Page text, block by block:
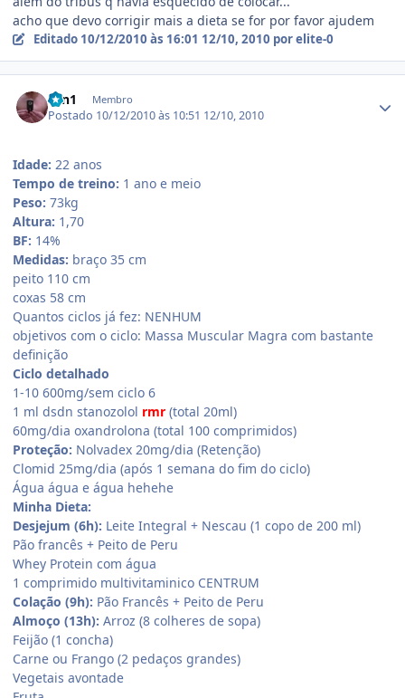
acho que devo corrigir mais a dieta se for por favor ajudem
Editado 10/12/2010 às 16:01 12/10, 2010 por elite-0
brn1 Membro
Postado 10/12/2010 às 10:51 12/10, 2010
Idade: 22 anos
Tempo de treino: 1 ano e meio
Peso: 73kg
Altura: 1,70
BF: 14%
Medidas: braço 35 cm
peito 110 cm
coxas 58 cm
Quantos ciclos já fez: NENHUM
objetivos com o ciclo: Massa Muscular Magra com bastante
definição
Ciclo detalhado
1-10 600mg/sem ciclo 6
1 ml dsdn stanozolol rmr (total 20ml)
60mg/dia oxandrolona (total 100 comprimidos)
Proteção: Nolvadex 20mg/dia (Retenção)
Clomid 25mg/dia (após 1 semana do fim do ciclo)
Água água e água hehehe
Minha Dieta:
Desjejum (6h): Leite Integral + Nescau (1 copo de 200 ml)
Pão francês + Peito de Peru
Whey Protein com água
1 comprimido multivitaminico CENTRUM
Colação (9h): Pão Francês + Peito de Peru
Almoço (13h): Arroz (8 colheres de sopa)
Feijão (1 concha)
Carne ou Frango (2 pedaços grandes)
Vegetais avontade